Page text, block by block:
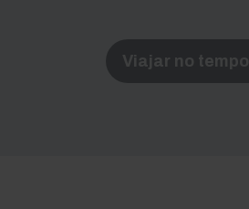
Viajar no tempo